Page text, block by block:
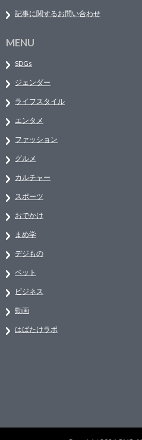
記事に関するお問い合わせ
MENU
SDGs
ジェンダー
ライフスタイル
エンタメ
ファッション
グルメ
カルチャー
スポーツ
おでかけ
まめ学
デジもの
ペット
ビジネス
動画
はばたけラボ